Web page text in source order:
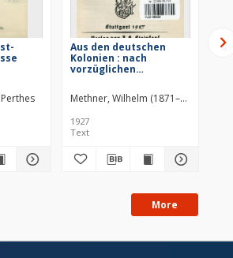
Perthes
Aus den deutschen
Kolonien : nach
vorzüglichen
Methner, Wilhelm (1871–1951)
1927
Text
More